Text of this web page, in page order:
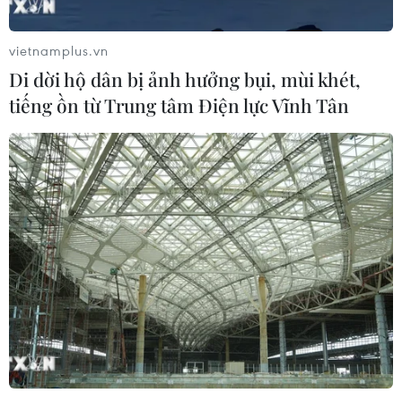
06/08/2026 05:48
Hà Nội: 'Đánh thức' di sản văn hóa,
mở đường cho sáng tạo
06/08/2026 04:25
Quảng Trị bảo tồn di tích và hệ thống
mạch nước ngầm ở 14 giếng cổ xã
Cồn Tiên
06/08/2026 03:01
Phát động Cuộc thi Sáng tạo Video
2026 cho công dân Pháp ngữ
06/08/2026 02:29
vietnamplus.vn
Di dời hộ dân bị ảnh hưởng bụi, mùi khét,
tiếng ồn từ Trung tâm Điện lực Vĩnh Tân